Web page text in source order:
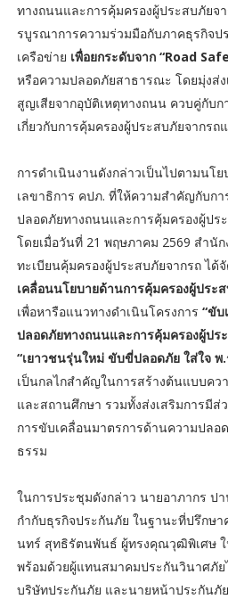
ทางถนนและการคุ้มครองผู้ประสบภัยจ
รบูรณาการความร่วมมือกับภาคธุรกิจ
เครือข่าย เพื่อยกระดับจาก “Road
หรือความปลอดภัยสาธารณะ โดยมุ่งส่
สูญเสียจากอุบัติเหตุทางถนน ควบคู่กับก
เกี่ยวกับการคุ้มครองผู้ประสบภัยจากร
การดำเนินงานดังกล่าวเป็นไปตามนโ
เลขาธิการ คปภ. ที่ให้ความสำคัญกับก
ปลอดภัยทางถนนและการคุ้มครองผู้ปร
โดยเมื่อวันที่ 21 พฤษภาคม 2569 สำนั
ทะเบียนคุ้มครองผู้ประสบภัยจากรถ ได้
เคลื่อนนโยบายด้านการคุ้มครองผู้ประ
เพื่อหารือแนวทางดำเนินโครงการ “ขับ
ปลอดภัยทางถนนและการคุ้มครองผู้ปร
“เยาวชนรุ่นใหม่ ขับขี่ปลอดภัย ใส่ใจ พ.
เป็นกลไกสำคัญในการสร้างต้นแบบค
และสถานศึกษา รวมทั้งส่งเสริมการมีส่
การขับเคลื่อนมาตรการด้านความปลอ
ธรรม
ในการประชุมดังกล่าว นายอาภากร ป
กำกับธุรกิจประกันภัย ในฐานะที่ปรึกษ
นทร์ สุทธิรัตนพันธ์ ผู้ทรงคุณวุฒิพิเศษ
พร้อมด้วยผู้แทนสมาคมประกันวินาศภั
บริษัทประกันภัย และนายหน้าประกันภั